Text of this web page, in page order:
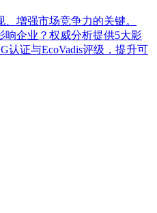
增强市场竞争力的关键。
响企业？权威分析提供5大影
认证与EcoVadis评级，提升可